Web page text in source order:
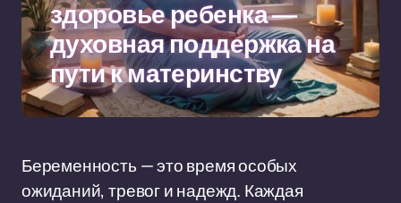
здоровье ребенка —
духовная поддержка на
пути к материнству
Беременность — это время особых
ожиданий, тревог и надежд. Каждая